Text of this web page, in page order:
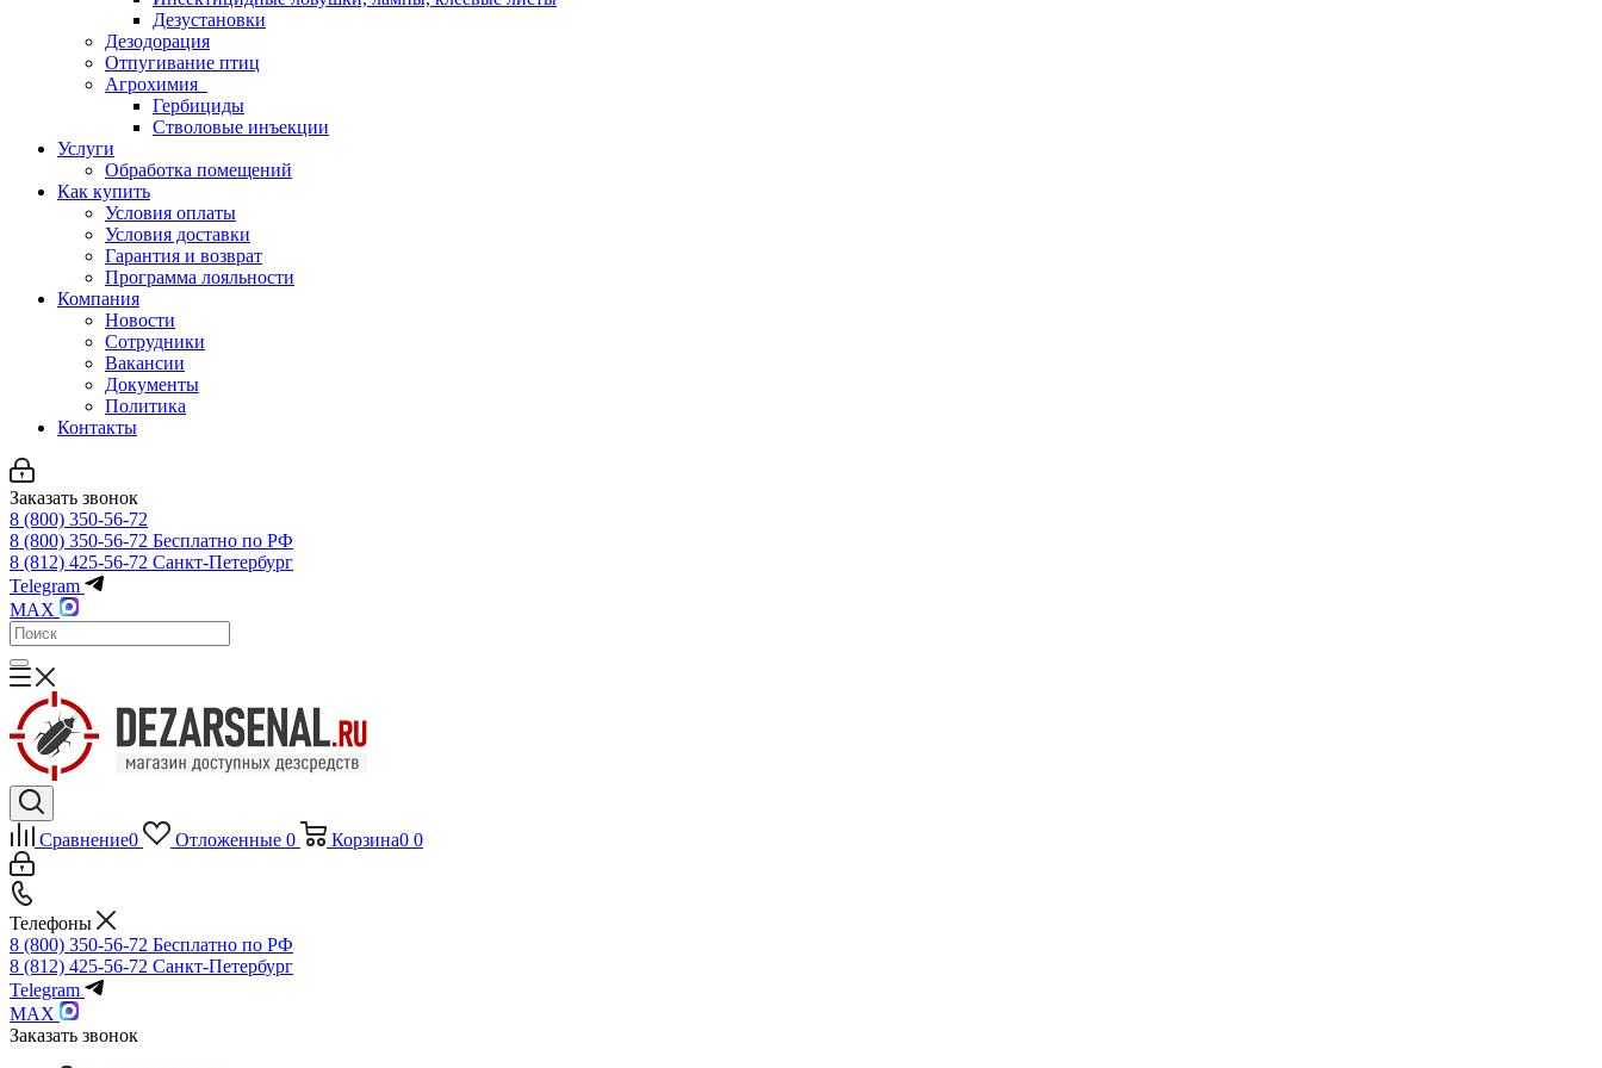
Дезустановки
Дезодорация
Отпугивание птиц
Агрохимия
Гербициды
Стволовые инъекции
Услуги
Обработка помещений
Как купить
Условия оплаты
Условия доставки
Гарантия и возврат
Программа лояльности
Компания
Новости
Сотрудники
Вакансии
Документы
Политика
Контакты
Заказать звонок
8 (800) 350-56-72
8 (800) 350-56-72 Бесплатно по РФ
8 (812) 425-56-72 Санкт-Петербург
Telegram
MAX
Сравнение0 Отложенные 0 Корзина0 0
Телефоны
8 (800) 350-56-72 Бесплатно по РФ
8 (812) 425-56-72 Санкт-Петербург
Telegram
MAX
Заказать звонок